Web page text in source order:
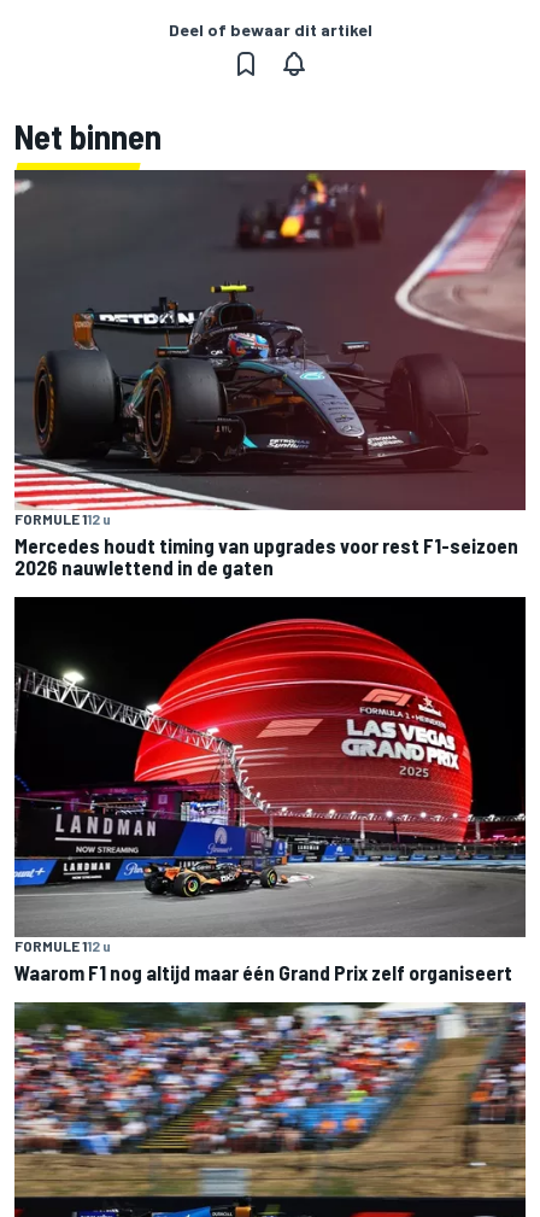
Deel of bewaar dit artikel
Net binnen
FORMULE 112 u
Mercedes houdt timing van upgrades voor rest F1-seizoen
2026 nauwlettend in de gaten
FORMULE 112 u
Waarom F1 nog altijd maar één Grand Prix zelf organiseert